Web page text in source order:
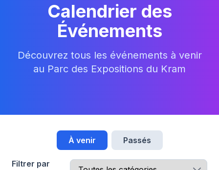
Calendrier des
Événements
Découvrez tous les événements à venir
au Parc des Expositions du Kram
À venir Passés
Filtrer par